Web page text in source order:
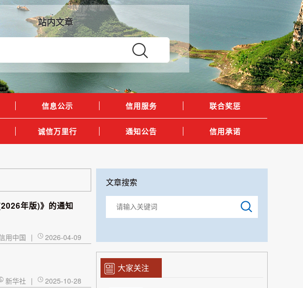
站内文章
信息公示 信用服务 联合奖惩
诚信万里行 通知公告 信用承诺
年版)》的通知
用中国 | 2026-04-09
新华社 | 2025-10-28
文章搜索
大家关注